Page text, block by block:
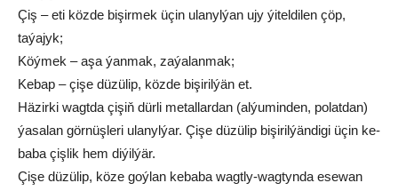
Çiş – eti közde bişirmek üçin ulanylýan ujy ýiteldilen çöp,
taýajyk;
Köýmek – aşa ýanmak, zaýalanmak;
Kebap – çişe düzülip, közde bişirilýän et.
Häzirki wagt­da çi­şiň dür­li me­tal­lar­dan (al­ýu­min­den, po­lat­dan)
ýa­sa­lan gör­nü­şleri ula­nyl­ýar. Çi­şe dü­zü­lip bi­şi­ril­ýän­di­gi üçin ke­
ba­ba çiş­lik hem di­ýil­ýär.
Çi­şe dü­zü­lip, kö­ze goý­lan ke­ba­ba wagt­ly-wag­tyn­da ese­wan